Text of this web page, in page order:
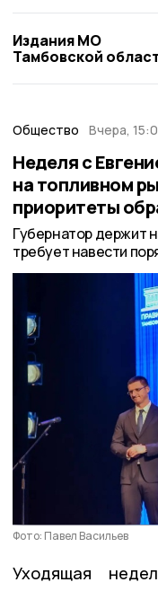
Издания МО
Тамбовской
Общество Вчера,
Неделя с
на топливном
приоритеты
Губернатор держит
требует навести
Фото: Павел Васильев
Уходящая